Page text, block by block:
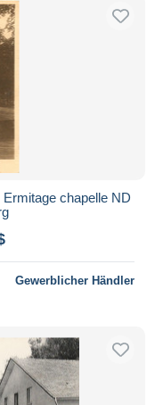
chapelle ND
Gewerblicher Händler